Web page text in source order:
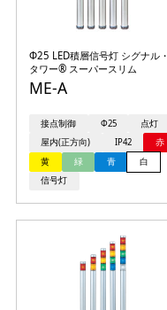
Φ25 LED積層信号灯 シグナル・
タワー® スーパースリム
ME-A
接点制御 Φ25
点灯
屋内(正方向)
IP42
赤
黄
緑 青
白
信号灯